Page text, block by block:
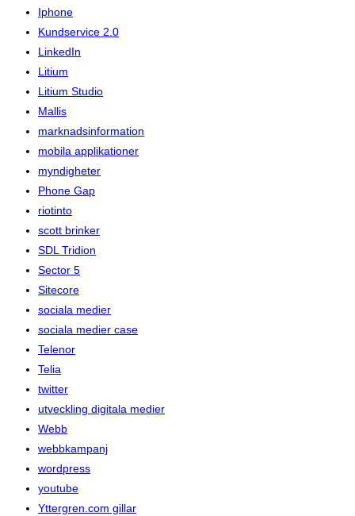
Iphone
Kundservice 2.0
LinkedIn
Litium
Litium Studio
Mallis
marknadsinformation
mobila applikationer
myndigheter
Phone Gap
riotinto
scott brinker
SDL Tridion
Sector 5
Sitecore
sociala medier
sociala medier case
Telenor
Telia
twitter
utveckling digitala medier
Webb
webbkampanj
wordpress
youtube
Yttergren.com gillar